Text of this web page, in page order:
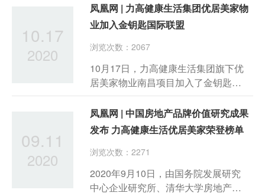
等形式，我特意带着孩子来参与，既
锻炼了他的体力也增进了亲子关系，
希望优居美家每年都能举办此类活动
拉近邻里友情，增强家庭感情。”南昌
力高滨江国际的业主刘先生感慨道。
10.17
2020
凤凰网 | 力高健康生活集团优居美家物
业加入金钥匙国际联盟
浏览次数：2067
10月17日，力高健康生活集团旗下优
居美家物业南昌项目加入了金钥匙国
际联盟，授牌仪式在江西南昌举行。
金钥匙国际联盟现场授予了优居美家
物业金钥匙标志、旗帜及徽章，这不
仅标志着优居美家正式成为金钥匙国
际联盟的成员，更标志着优居美家物
业随着时代的发展正快速与国际化接
轨，彰显了力高健康生活集团在物业
09.11
2020
凤凰网 | 中国房地产品牌价值研究成果
发布 力高健康生活优居美家荣登榜单
浏览次数：2271
2020年9月10日，由国务院发展研究
中心企业研究所、清华大学房地产研